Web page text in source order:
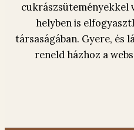
cukrászsüteményekkel
helyben is
társaságában. Gyere, és
reneld házhoz a